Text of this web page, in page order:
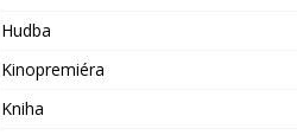
Hudba
Kinopremiéra
Kniha